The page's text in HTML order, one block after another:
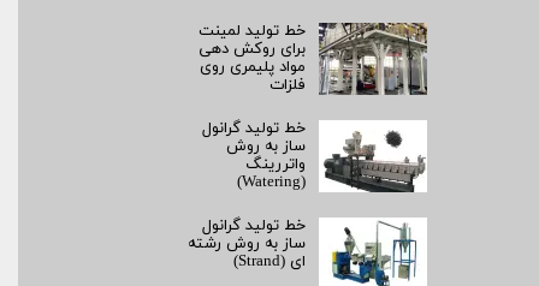
خط تولید لمینت
برای روکش‌ دهی
مواد پلیمری روی
فلزات
خط تولید گرانول
ساز به روش
واتررینگ
(Watering)
خط تولید گرانول
ساز به روش رشته‌
ای (Strand)